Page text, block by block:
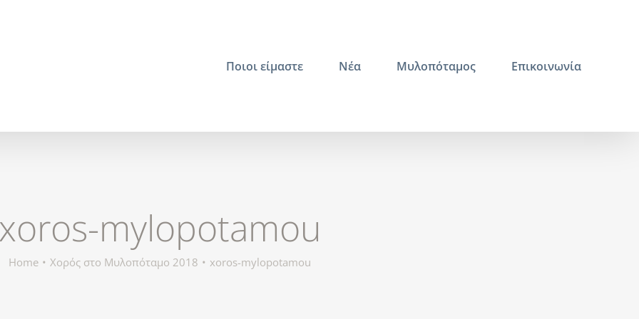
Ποιοι είμαστε Νέα Μυλοπόταμος Επικοινωνία
xoros-mylopotamou
Home Χορός στο Μυλοπόταμο 2018 xoros-mylopotamou